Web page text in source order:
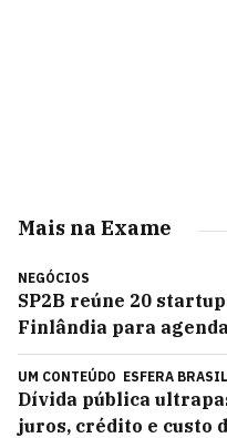
Mais na Exame
NEGÓCIOS
SP2B reúne 20
Finlândia para
UM CONTEÚDO ESFERA BRASIL
Dívida pública
juros, crédito e custo